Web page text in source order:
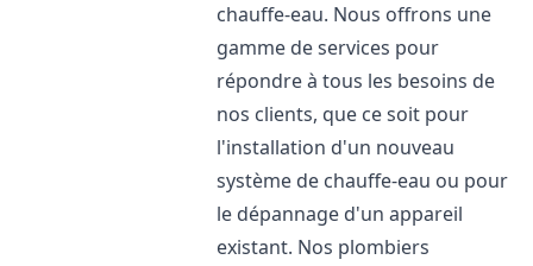
chauffe-eau. Nous offrons une
gamme de services pour
répondre à tous les besoins de
nos clients, que ce soit pour
l'installation d'un nouveau
système de chauffe-eau ou pour
le dépannage d'un appareil
existant. Nos plombiers